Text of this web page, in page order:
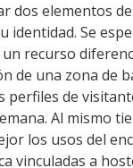
dos elementos
identidad. Se
recurso
de una zona de
de
Al mismo
los usos del
vinculadas a